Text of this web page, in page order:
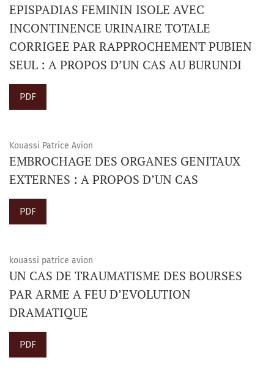
EPISPADIAS FEMININ ISOLE AVEC
INCONTINENCE URINAIRE TOTALE
CORRIGEE PAR RAPPROCHEMENT PUBIEN
SEUL : A PROPOS D’UN CAS AU BURUNDI
PDF
Kouassi Patrice Avion
EMBROCHAGE DES ORGANES GENITAUX
EXTERNES : A PROPOS D’UN CAS
PDF
kouassi patrice avion
UN CAS DE TRAUMATISME DES BOURSES
PAR ARME A FEU D’EVOLUTION
DRAMATIQUE
PDF